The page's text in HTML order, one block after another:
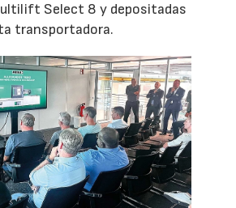
Select 8 y depositadas
transportadora.